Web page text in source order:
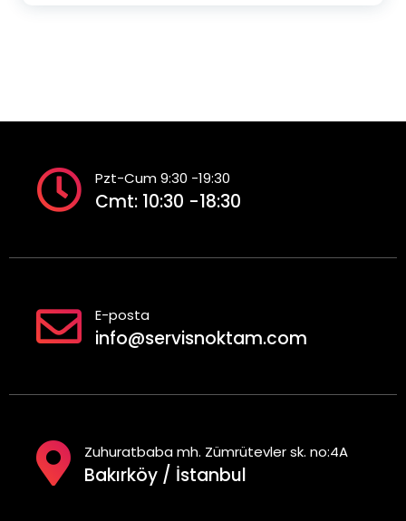
Pzt-Cum 9:30 -19:30
Cmt: 10:30 -18:30
E-posta
info@servisnoktam.com
Zuhuratbaba mh. Zümrütevler sk. no:4A
Bakırköy / İstanbul